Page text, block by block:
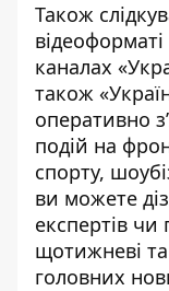
Також
каналах
також
оперативно
подій на
спорту,
ви можете
експертів чи
щотижневі та
головних